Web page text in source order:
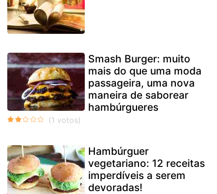
Smash Burger: muito
mais do que uma moda
passageira, uma nova
maneira de saborear
hambúrgueres
Hambúrguer
vegetariano: 12 receitas
imperdíveis a serem
devoradas!